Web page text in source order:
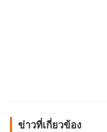
ข่าวที่เกี่ยวข้อง